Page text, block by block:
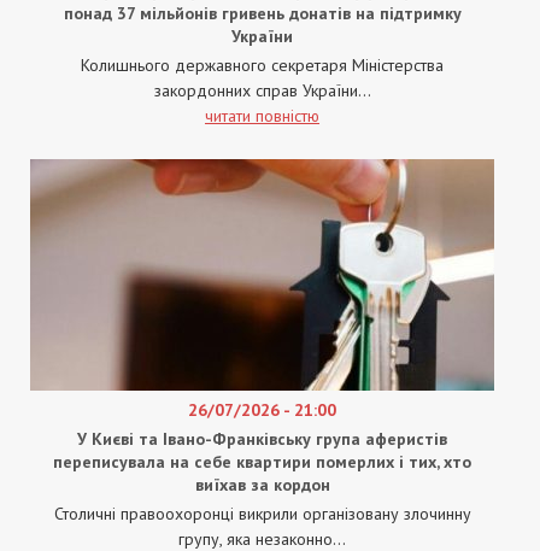
понад 37 мільйонів гривень донатів на підтримку
України
Колишнього державного секретаря Міністерства
закордонних справ України...
читати повністю
26/07/2026 - 21:00
У Києві та Івано-Франківську група аферистів
переписувала на себе квартири померлих і тих, хто
виїхав за кордон
Столичні правоохоронці викрили організовану злочинну
групу, яка незаконно...